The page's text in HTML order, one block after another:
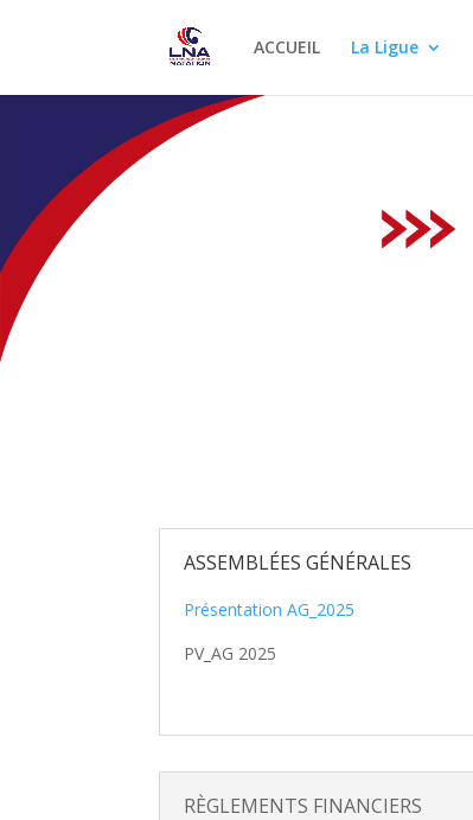
ACCUEIL La Ligue
ASSEMBLÉES GÉNÉRALES
Présentation AG_2025
PV_AG 2025
RÈGLEMENTS FINANCIERS